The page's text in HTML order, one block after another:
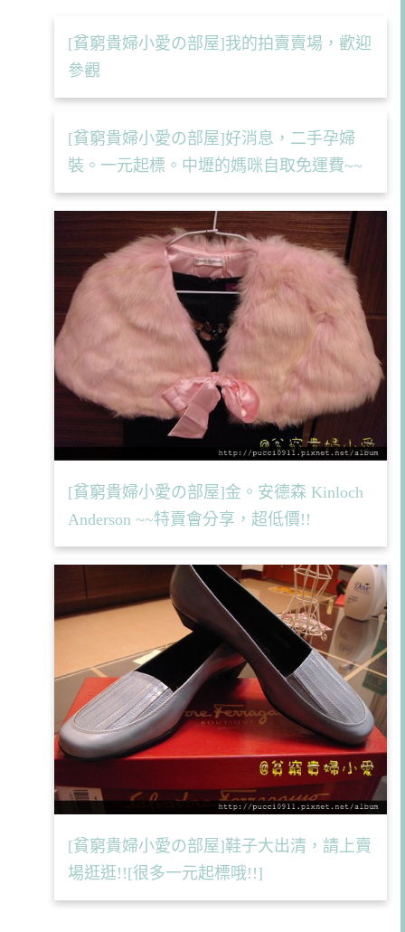
[貧窮貴婦小愛の部屋]我的拍賣賣場，歡迎
參觀
[貧窮貴婦小愛の部屋]好消息，二手孕婦
裝。一元起標。中壢的媽咪自取免運費~~
[貧窮貴婦小愛の部屋]金。安德森 Kinloch
Anderson ~~特賣會分享，超低價!!
[貧窮貴婦小愛の部屋]鞋子大出清，請上賣
場逛逛!![很多一元起標哦!!]